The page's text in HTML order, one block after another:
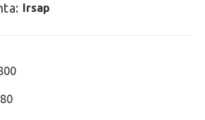
Irsap